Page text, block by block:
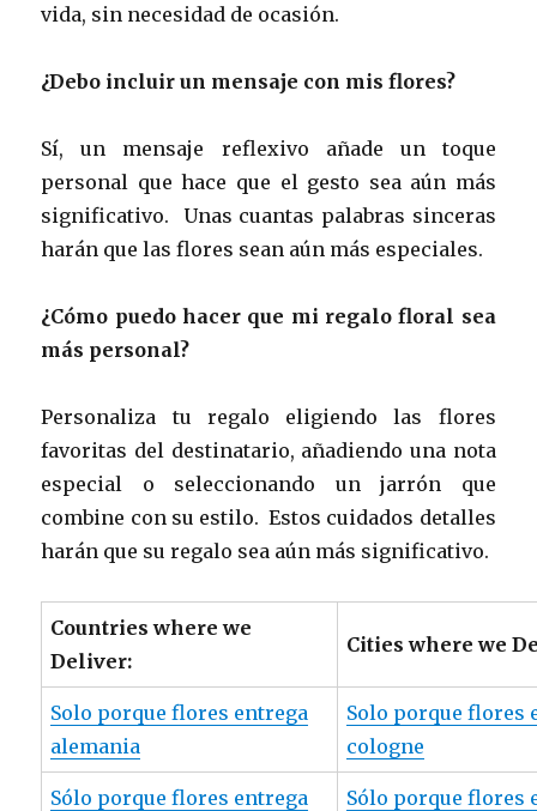
vida, sin necesidad de ocasión.
¿Debo incluir un mensaje con mis flores?
Sí, un mensaje reflexivo añade un toque
personal que hace que el gesto sea aún más
significativo. Unas cuantas palabras sinceras
harán que las flores sean aún más especiales.
¿Cómo puedo hacer que mi regalo floral sea
más personal?
Personaliza tu regalo eligiendo las flores
favoritas del destinatario, añadiendo una nota
especial o seleccionando un jarrón que
combine con su estilo. Estos cuidados detalles
harán que su regalo sea aún más significativo.
Countries where we
Deliver:
Cities where we
Solo porque flores entrega
alemania
Solo porque flores
cologne
Sólo porque flores entrega
Sólo porque flores